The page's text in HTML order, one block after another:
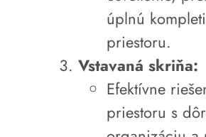
úplnú
priestoru.
Vstavaná skriňa:
Efektívne
priestoru s